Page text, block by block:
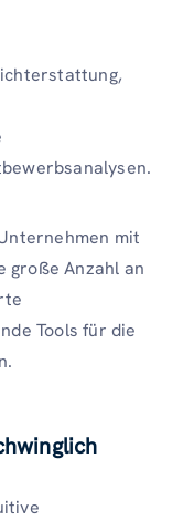
mit
große Anzahl an
Tools für die